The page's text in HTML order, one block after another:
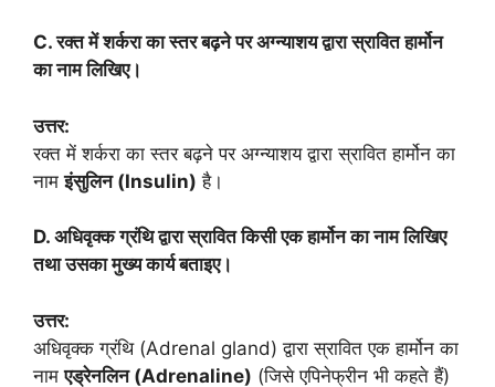
C. रक्त में शर्करा का स्तर बढ़ने पर अग्न्याशय द्वारा स्रावित हार्मोन
का नाम लिखिए।
उत्तर:
रक्त में शर्करा का स्तर बढ़ने पर अग्न्याशय द्वारा स्रावित हार्मोन का
नामइंसुलिन (Insulin) है।
D. अधिवृक्क ग्रंथि द्वारा स्रावित किसी एक हार्मोन का नाम लिखिए
तथा उसका मुख्य कार्य बताइए।
उत्तर:
अधिवृक्क ग्रंथि (Adrenal gland) द्वारा स्रावित एक हार्मोन का
नामएड्रेनलिन (Adrenaline) (जिसे एपिनेफ्रीन भी कहते हैं)